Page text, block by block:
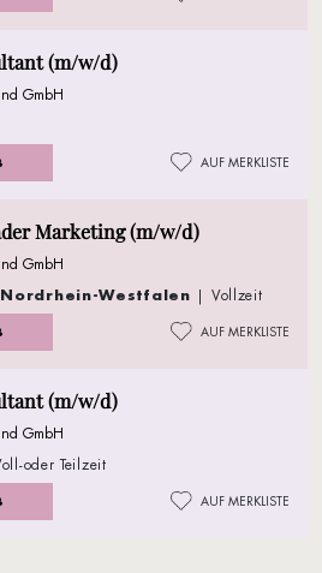
(m/w/d)
GmbH
AUF MERKLISTE
Marketing (m/w/d)
GmbH
Westfalen | Vollzeit
AUF MERKLISTE
(m/w/d)
GmbH
oder Teilzeit
AUF MERKLISTE